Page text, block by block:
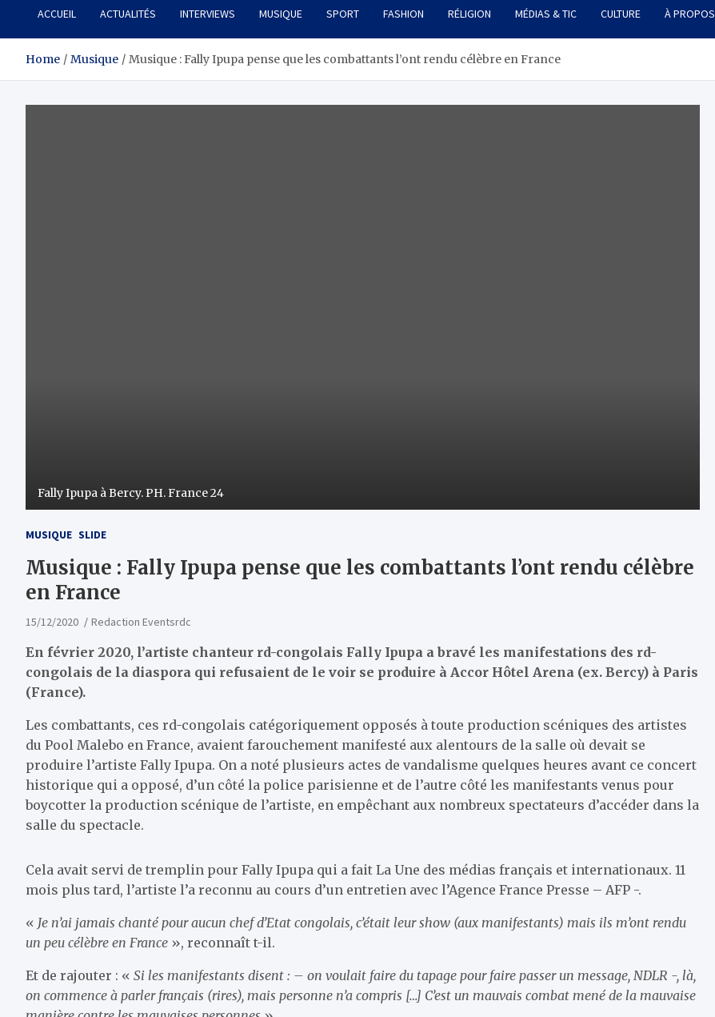
ACCUEIL ACTUALITÉS INTERVIEWS MUSIQUE SPORT FASHION RÉLIGION MÉDIAS & TIC CULTURE À PROPOS
Home Musique Musique : Fally Ipupa pense que les combattants l’ont rendu célèbre en France
Fally Ipupa à Bercy. PH. France 24
MUSIQUE SLIDE
Musique : Fally Ipupa pense que les combattants l’ont rendu célèbre
en France
15/12/2020 Redaction Eventsrdc
En février 2020, l’artiste chanteur rd-congolais Fally Ipupa a bravé les manifestations des rd-
congolais de la diaspora qui refusaient de le voir se produire à Accor Hôtel Arena (ex. Bercy) à Paris
(France).
Les combattants, ces rd-congolais catégoriquement opposés à toute production scéniques des artistes
du Pool Malebo en France, avaient farouchement manifesté aux alentours de la salle où devait se
produire l’artiste Fally Ipupa. On a noté plusieurs actes de vandalisme quelques heures avant ce concert
historique qui a opposé, d’un côté la police parisienne et de l’autre côté les manifestants venus pour
boycotter la production scénique de l’artiste, en empêchant aux nombreux spectateurs d’accéder dans la
salle du spectacle.
Cela avait servi de tremplin pour Fally Ipupa qui a fait La Une des médias français et internationaux. 11
mois plus tard, l’artiste l’a reconnu au cours d’un entretien avec l’Agence France Presse – AFP -.
« Je n’ai jamais chanté pour aucun chef d’Etat congolais, c’était leur show (aux manifestants) mais ils m’ont rendu
un peu célèbre en France », reconnaît t-il.
Et de rajouter : « Si les manifestants disent : – on voulait faire du tapage pour faire passer un message, NDLR -, là,
on commence à parler français (rires), mais personne n’a compris […] C’est un mauvais combat mené de la mauvaise